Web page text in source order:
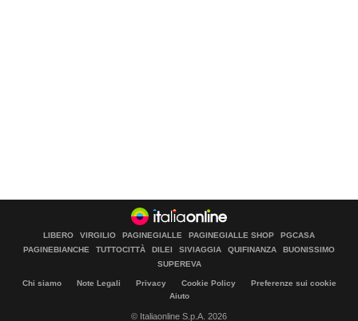
LIBERO VIRGILIO PAGINEGIALLE PAGINEGIALLE SHOP
PGCASA
PAGINEBIANCHE
TUTTOCITTÀ DILEI SIVIAGGIA QUIFINANZA
BUONISSIMO
SUPEREVA
Chi siamo Note Legali Privacy Cookie Policy
Preferenze sui cookie
Aiuto
© Italiaonline S.p.A. 2026